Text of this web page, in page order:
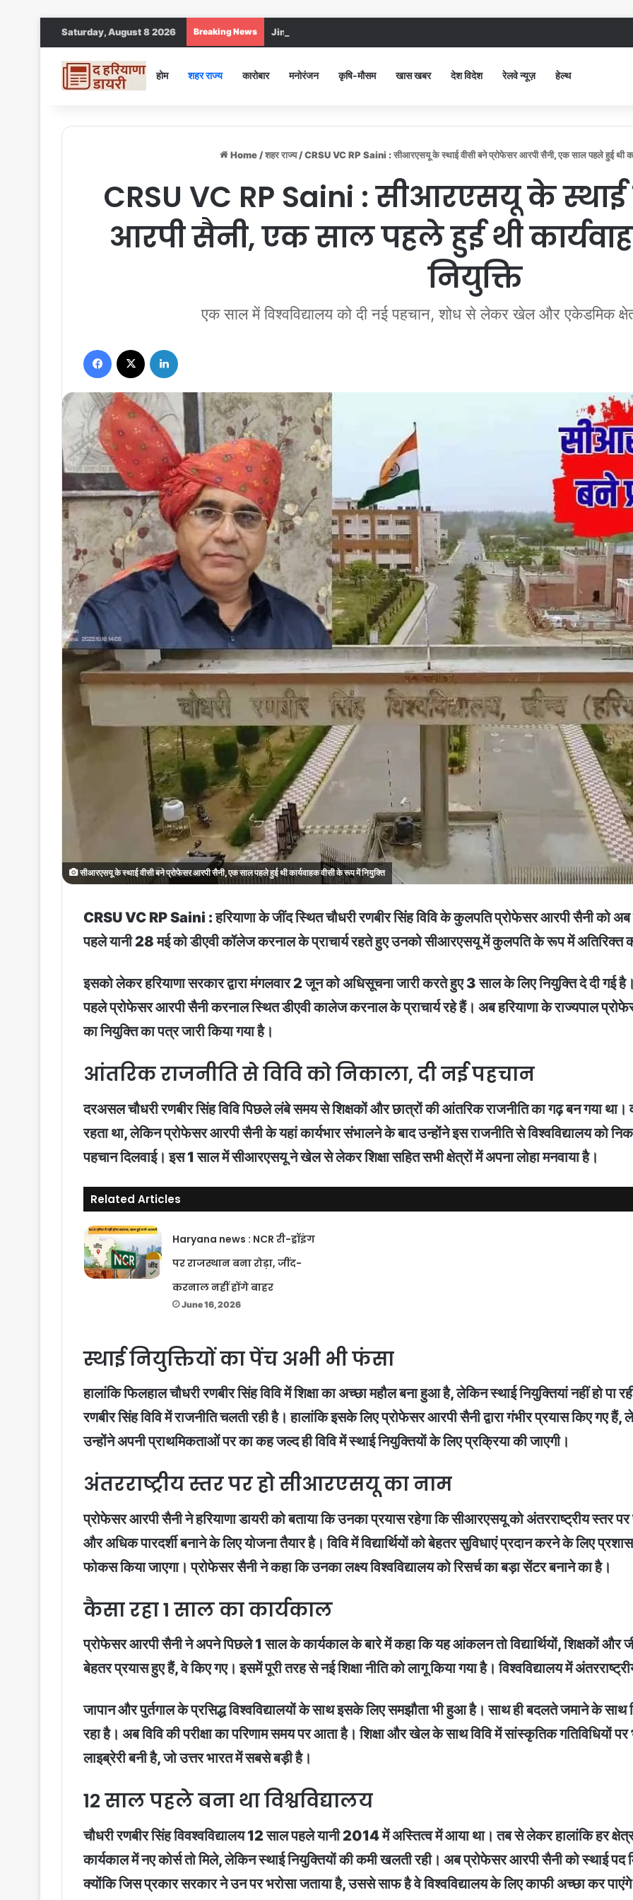
Saturday, August 8 2026 Breaking News Jind DC : जींद सिविल अस्पताल में गंदगी देख भड़कीं DC, बोलीं, आप खुद बाथरूम में खड़े होकर दिखाओ
होम शहर राज्य कारोबार मनोरंजन कृषि-मौसम खास खबर देश विदेश रेलवे न्यूज़ हेल्थ
Home /शहर राज्य /CRSU VC RP Saini : सीआरएसयू के स्थाई वीसी बने प्रोफेसर आरपी सैनी, एक साल पहले हुई थी
CRSU VC RP Saini : सीआरएसयू के स्थाई
आरपी सैनी, एक साल पहले हुई थी
नियुक्ति
एक साल में विश्वविद्यालय को दी नई पहचान, शोध से लेकर खेल और एकेडमिक
Facebook
सीआरएसयू के स्थाई वीसी बने प्रोफेसर आरपी सैनी, एक साल पहले हुई थी कार्यवाहक वीसी के रूप में नियुक्ति
CRSU VC RP Saini : हरियाणा के जींद स्थित चौधरी रणबीर सिंह विवि के कुलपति प्रोफेसर आरपी सैनी को अब
पहले यानी 28 मई को डीएवी कॉलेज करनाल के प्राचार्य रहते हुए उनको सीआरएसयू में कुलपति के रूप में अतिरिक्त
इसको लेकर हरियाणा सरकार द्वारा मंगलवार 2 जून को अधिसूचना जारी करते हुए 3 साल के लिए नियुक्ति दे दी गई
पहले प्रोफेसर आरपी सैनी करनाल स्थित डीएवी कालेज करनाल के प्राचार्य रहे हैं। अब हरियाणा के राज्यपाल
का नियुक्ति का पत्र जारी किया गया है।
आंतरिक राजनीति से विवि को निकाला, दी नई पहचान
दरअसल चौधरी रणबीर सिंह विवि पिछले लंबे समय से शिक्षकों और छात्रों की आंतरिक राजनीति का गढ़ बन गया
रहता था, लेकिन प्रोफेसर आरपी सैनी के यहां कार्यभार संभालने के बाद उन्होंने इस राजनीति से विश्वविद्यालय को
पहचान दिलवाई। इस 1 साल में सीआरएसयू ने खेल से लेकर शिक्षा सहित सभी क्षेत्रों में अपना लोहा मनवाया है।
Related Articles
Haryana news : NCR री-ड्रॉइंग
पर राजस्थान बना रोड़ा, जींद-
करनाल नहीं होंगे बाहर
June 16, 2026
स्थाई नियुक्तियों का पेंच अभी भी फंसा
हालांकि फिलहाल चौधरी रणबीर सिंह विवि में शिक्षा का अच्छा महौल बना हुआ है, लेकिन स्थाई नियुक्तियां नहीं हो पा
रणबीर सिंह विवि में राजनीति चलती रही है। हालांकि इसके लिए प्रोफेसर आरपी सैनी द्वारा गंभीर प्रयास किए
उन्होंने अपनी प्राथमिकताओं पर का कह जल्द ही विवि में स्थाई नियुक्तियाें के लिए प्रक्रिया की जाएगी।
अंतरराष्ट्रीय स्तर पर हो सीआरएसयू का नाम
प्रोफेसर आरपी सैनी ने हरियाणा डायरी को बताया कि उनका प्रयास रहेगा कि सीआरएसयू को अंतरराष्ट्रीय स्तर पर
और अधिक पारदर्शी बनाने के लिए योजना तैयार है। विवि में विद्यार्थियों को बेहतर सुविधाएं प्रदान करने के लिए
फोकस किया जाएगा। प्रोफेसर सैनी ने कहा कि उनका लक्ष्य विश्वविद्यालय को रिसर्च का बड़ा सेंटर बनाने का है।
कैसा रहा 1 साल का कार्यकाल
प्रोफेसर आरपी सैनी ने अपने पिछले 1 साल के कार्यकाल के बारे में कहा कि यह आंकलन तो विद्यार्थियों, शिक्षकों और
बेहतर प्रयास हुए हैं, वे किए गए। इसमें पूरी तरह से नई शिक्षा नीति को लागू किया गया है। विश्वविद्यालय में
जापान और पुर्तगाल के प्रसिद्ध विश्वविद्यालयों के साथ इसके लिए समझौता भी हुआ है। साथ ही बदलते जमाने के साथ
रहा है। अब विवि की परीक्षा का परिणाम समय पर आता है। शिक्षा और खेल के साथ विवि में सांस्कृतिक गतिविधियों
लाइब्रेरी बनी है, जो उत्तर भारत में सबसे बड़ी है।
12 साल पहले बना था विश्वविद्यालय
चौधरी रणबीर सिंह विवश्वविद्यालय 12 साल पहले यानी 2014 में अस्तित्व में आया था। तब से लेकर हालांकि हर
कार्यकाल में नए कोर्स तो मिले, लेकिन स्थाई नियुक्तियों की कमी खलती रही। अब प्रोफेसर आरपी सैनी को स्थाई पद
क्योंकि जिस प्रकार सरकार ने उन पर भरोसा जताया है, उससे साफ है वे विश्वविद्यालय के लिए काफी अच्छा कर